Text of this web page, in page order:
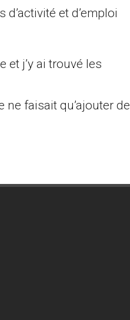
et d’emploi
et j’y ai trouvé les
faisait qu’ajouter de